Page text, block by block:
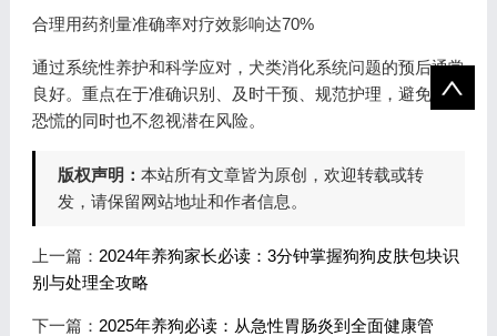
合理用药剂量准确率对疗效影响达70%
通过系统性养护和科学应对，犬类消化系统问题的预后通常
良好。重点在于准确识别、及时干预、规范护理，避免过度
恐慌的同时也不忽视潜在风险。
版权声明： 本站所有文章皆为原创，欢迎转载或转
发，请保留网站地址和作者信息。
上一篇： 2024年养狗家长必读：3分钟掌握狗狗皮肤包块识
别与处理全攻略
下一篇： 2025年养狗必读：从急性胃肠炎到全面健康管